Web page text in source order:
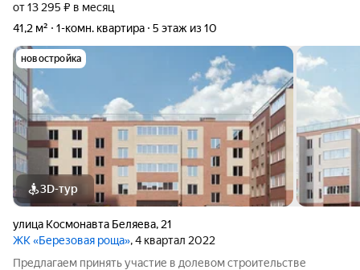
от 13 295 ₽ в месяц
41,2 м²
1-комн. квартира 5 этаж из 10
новостройка
3D-тур
улица Космонавта Беляева, 21
ЖК «Березовая роща», 4 квартал 2022
Предлагаем принять участие в долевом строительстве